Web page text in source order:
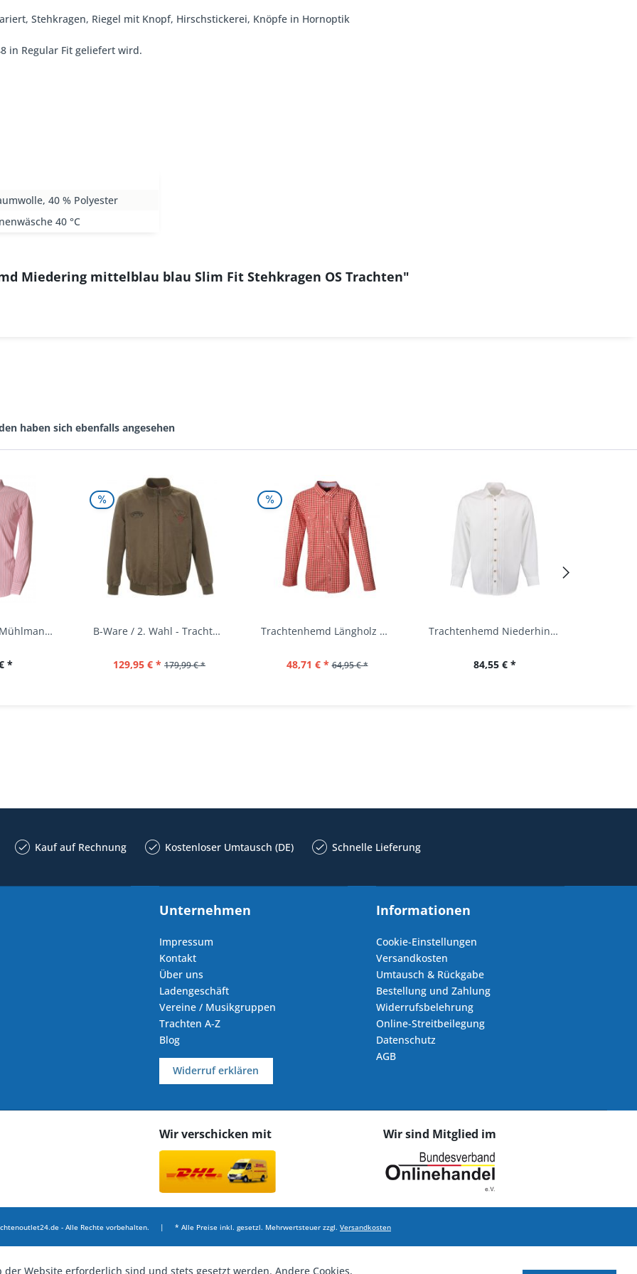
Stehkragen, Riegel mit Knopf, Hirschstickerei, Knöpfe in Hornoptik
in Regular Fit geliefert wird.
40 % Polyester
40 °C
Miedering mittelblau blau Slim Fit Stehkragen OS Trachten"
haben sich ebenfalls angesehen
Trachtenhemd Mühlmann mittelrot rot Slim Fit...
*
B-Ware / 2. Wahl - Trachtenjacke oliv Andreas...
129,95 € * 179,99 € *
Trachtenhemd Längholz Rot Karo Langarm Krüger
48,71 € * 64,95 € *
Trachtenhemd Niederhinkofen weiß Biesen Langarm...
84,55 € *
Kauf auf Rechnung Kostenloser Umtausch (DE) Schnelle Lieferung
Unternehmen
Impressum
Kontakt
Über uns
Ladengeschäft
Vereine / Musikgruppen
Trachten A-Z
Blog
Widerruf erklären
Informationen
Cookie-Einstellungen
Versandkosten
Umtausch & Rückgabe
Bestellung und Zahlung
Widerrufsbelehrung
Online-Streitbeilegung
Datenschutz
AGB
Wir verschicken mit Wir sind Mitglied im
- Alle Rechte vorbehalten. | * Alle Preise inkl. gesetzl. Mehrwertsteuer zzgl. Versandkosten
Website erforderlich sind und stets gesetzt werden. Andere Cookies,